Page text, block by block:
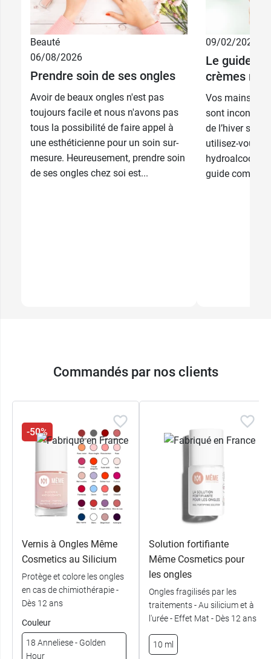
Cassis
04 Céline -
9,99 €
Framboise
9,99 €
06 Sabrina -
Taupe
9,99 €
de Rose
9,99 €
9,99 €
Blanc
9,99 €
9,99 €
16 Julie -
Rose Melon
9,99 €
9,99 €
20 Fleur -
9,99 €
21 Lucie -
Lilas
22 Fanny -
9,99 €
23 Colette -
Beauté
06/08/2026
Prendre soin de ses ongles
Avoir de beaux ongles n'est pas
toujours facile et nous n'avons pas
tous la possibilité de faire appel à
une esthéticienne pour un soin sur-
mesure. Heureusement, prendre soin
de ses ongles chez soi est...
09/02/2026
Le guide
crèmes
Vos mains
sont
de l’hiver se
utilisez-vous
guide complet
Commandés par nos clients
-50%
Vernis à Ongles Même
Cosmetics au Silicium
Protège et colore les ongles
en cas de chimiothérapie -
Dès 12 ans
Couleur
18 Anneliese - Golden
Hour
Solution fortifiante
Même Cosmetics pour
les ongles
Ongles fragilisés par les
traitements - Au silicium et à
l'urée - Effet Mat - Dès 12 ans
10 ml